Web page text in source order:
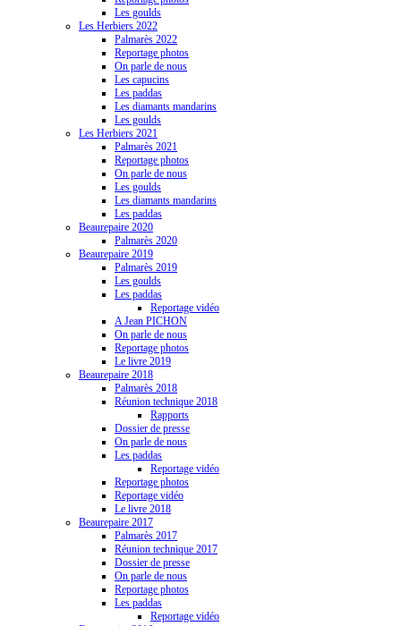
Les goulds
Les Herbiers 2022
Palmarès 2022
Reportage photos
On parle de nous
Les capucins
Les paddas
Les diamants mandarins
Les goulds
Les Herbiers 2021
Palmarès 2021
Reportage photos
On parle de nous
Les goulds
Les diamants mandarins
Les paddas
Beaurepaire 2020
Palmarès 2020
Beaurepaire 2019
Palmarès 2019
Les goulds
Les paddas
Reportage vidéo
A Jean PICHON
On parle de nous
Reportage photos
Le livre 2019
Beaurepaire 2018
Palmarès 2018
Réunion technique 2018
Rapports
Dossier de presse
On parle de nous
Les paddas
Reportage vidéo
Reportage photos
Reportage vidéo
Le livre 2018
Beaurepaire 2017
Palmarès 2017
Réunion technique 2017
Dossier de presse
On parle de nous
Reportage photos
Les paddas
Reportage vidéo